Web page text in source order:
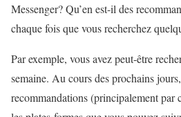
Messenger? Qu’en est-il des
chaque fois que vous recherchez
Par exemple, vous avez peut-être
semaine. Au cours des prochains
recommandations (principalement par